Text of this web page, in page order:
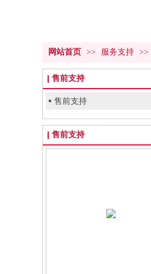
网站首页 >> 服务支持 >>
售前支持
售前支持
售前支持